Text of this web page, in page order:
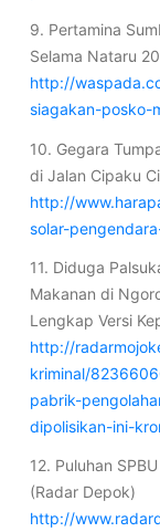
9. Pertamina
Selama Nataru
http://
siagakan-posko-
10. Gegara
di Jalan Cipaku
http://
solar-
11. Diduga
Makanan di
Lengkap Versi
http://
kriminal/
pabrik-
dipolisikan-ini-
12. Puluhan
(Radar Depok)
http://